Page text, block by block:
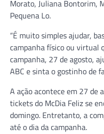
Morato, Juliana Bontorim,
Pequena Lo.
“É muito simples ajudar,
campanha físico ou virtual
campanha, 27 de agosto,
ABC e sinta o gostinho de
A ação acontece em 27 de
tickets do McDia Feliz se
domingo. Entretanto, a
até o dia da campanha.